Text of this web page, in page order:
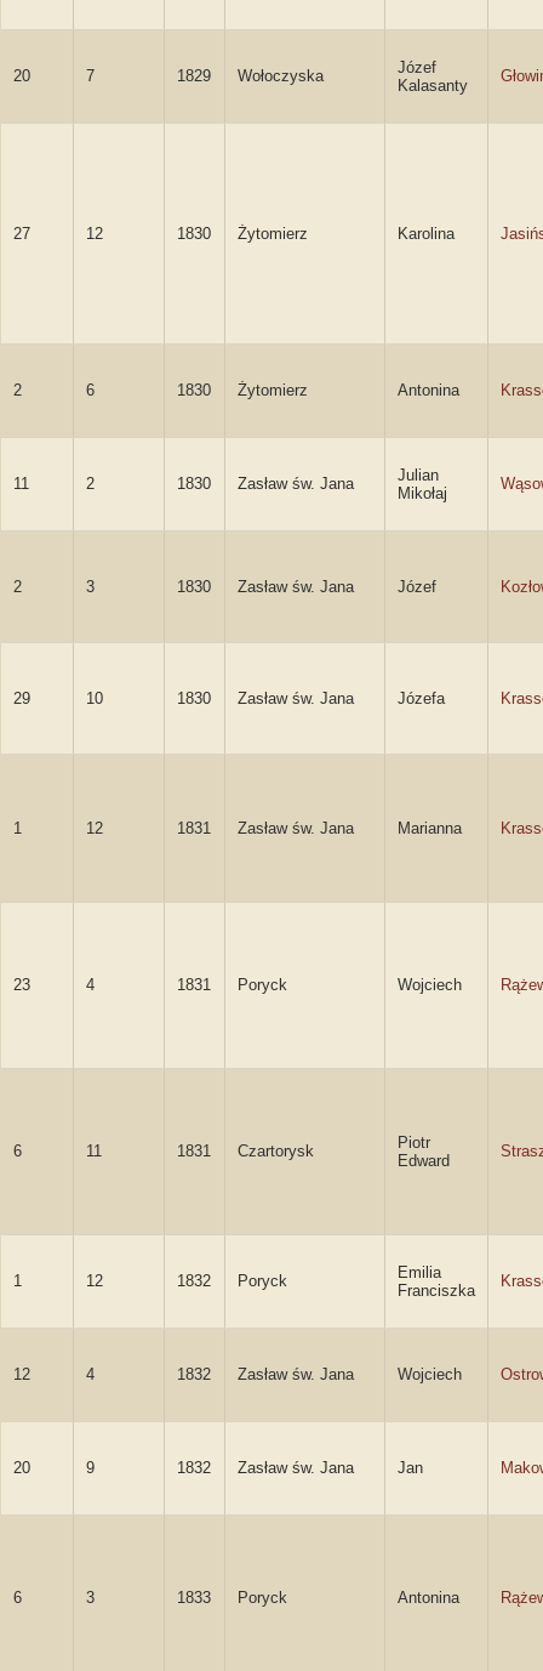
20 7 1829 Wołoczyska
Józef
Kalasanty
27 12 1830 Żytomierz Karolina
2 6 1830 Żytomierz Antonina
11 2 1830 Zasław św. Jana
Julian
Mikołaj
2 3 1830 Zasław św. Jana Józef
29 10 1830 Zasław św. Jana Józefa
1 12 1831 Zasław św. Jana Marianna
23 4 1831 Poryck Wojciech
6 11 1831 Czartorysk
Piotr
Edward
1 12 1832 Poryck
Emilia
Franciszka
12 4 1832 Zasław św. Jana Wojciech
20 9 1832 Zasław św. Jana Jan
6 3 1833 Poryck Antonina